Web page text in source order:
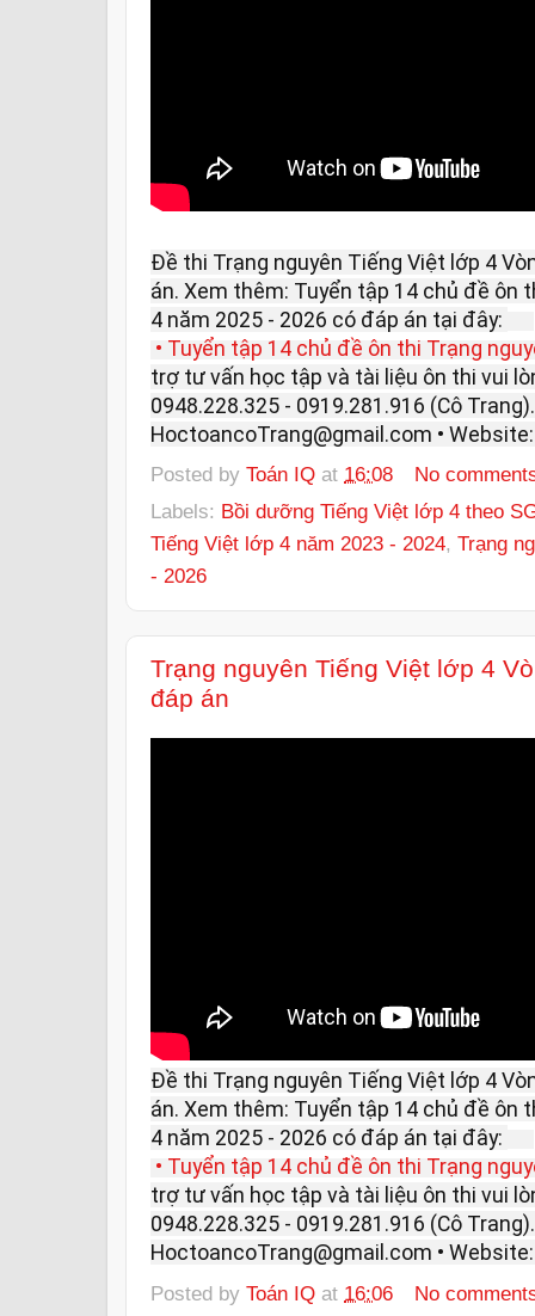
Đề thi Trạng nguyên Tiếng Việt lớp 4
án. Xem thêm: Tuyển tập 14 chủ đề ôn
4 năm 2025 - 2026 có đáp án tại đây:
• Tuyển tập 14 chủ đề ôn thi Trạng
trợ tư vấn học tập và tài liệu ôn thi vui
0948.228.325 - 0919.281.916 (Cô
HoctoancoTrang@gmail.com •
Posted by Toán IQ at 16:08
No
Labels: Bồi dưỡng Tiếng Việt lớp 4 theo
Tiếng Việt lớp 4 năm 2023 - 2024, Trạng
- 2026
Trạng nguyên Tiếng Việt lớp 4
đáp án
Đề thi Trạng nguyên Tiếng Việt lớp 4
án. Xem thêm: Tuyển tập 14 chủ đề ôn
4 năm 2025 - 2026 có đáp án tại đây:
• Tuyển tập 14 chủ đề ôn thi Trạng
trợ tư vấn học tập và tài liệu ôn thi vui
0948.228.325 - 0919.281.916 (Cô
HoctoancoTrang@gmail.com •
Posted by Toán IQ at 16:06
No